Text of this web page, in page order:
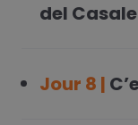
del
Jour 8 |